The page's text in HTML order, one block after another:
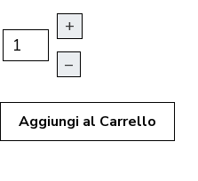
+
–
Aggiungi al Carrello